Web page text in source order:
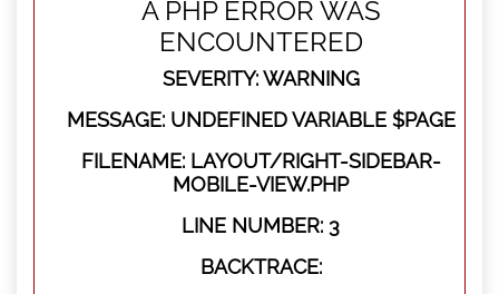
A PHP ERROR WAS
ENCOUNTERED
SEVERITY: WARNING
MESSAGE: UNDEFINED VARIABLE $PAGE
FILENAME: LAYOUT/RIGHT-SIDEBAR-
MOBILE-VIEW.PHP
LINE NUMBER: 3
BACKTRACE: